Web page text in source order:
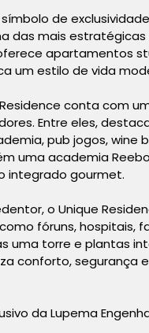
de
das mais
apartamentos
um estilo de vida
conta com
Entre eles,
pub jogos, wine
uma academia
integrado gourmet.
o Unique
fóruns, hospitais,
uma torre e plantas
conforto, segurança
da Lupema